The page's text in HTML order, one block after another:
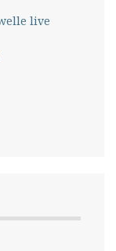
live